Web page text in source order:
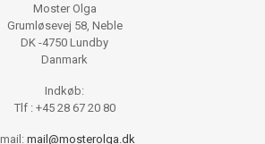
Moster Olga
Grumløsevej 58, Neble
DK -4750 Lundby
Danmark
Indkøb:
Tlf : +45 28 67 20 80
mail@mosterolga.dk